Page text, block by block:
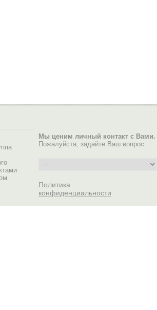
Мы ценим личный контакт с Вами.
Пожалуйста, задайте Ваш вопрос.
Политика
конфиденциальности